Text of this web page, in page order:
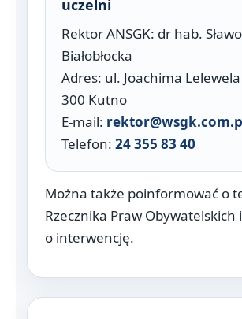
uczelni
Rektor ANSGK: dr hab.
Białobłocka
Adres: ul. Joachima
300 Kutno
E-mail:
Telefon: 24 355 83 40
Można także poinformować o
Rzecznika Praw Obywatelskich
o interwencję.